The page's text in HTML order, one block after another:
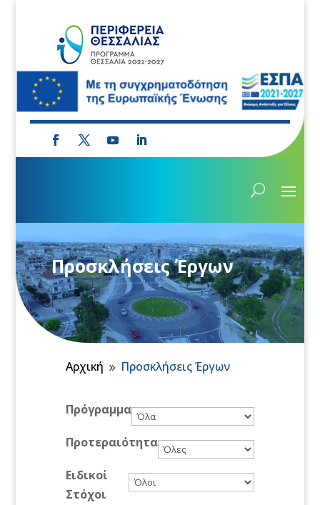
Προσκλήσεις Έργων
Αρχική 9 Προσκλήσεις Έργων
Πρόγραμμα
Προτεραιότητα
Ειδικοί
Στόχοι